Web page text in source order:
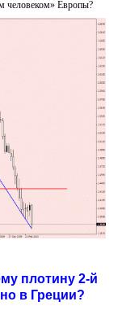
человеком» Европы?
плотину 2-й
в Греции?